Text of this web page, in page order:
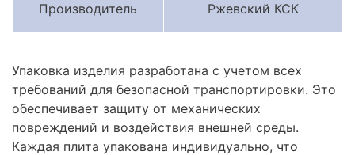
Производитель Ржевский КСК
Упаковка изделия разработана с учетом всех
требований для безопасной транспортировки. Это
обеспечивает защиту от механических
повреждений и воздействия внешней среды.
Каждая плита упакована индивидуально, что